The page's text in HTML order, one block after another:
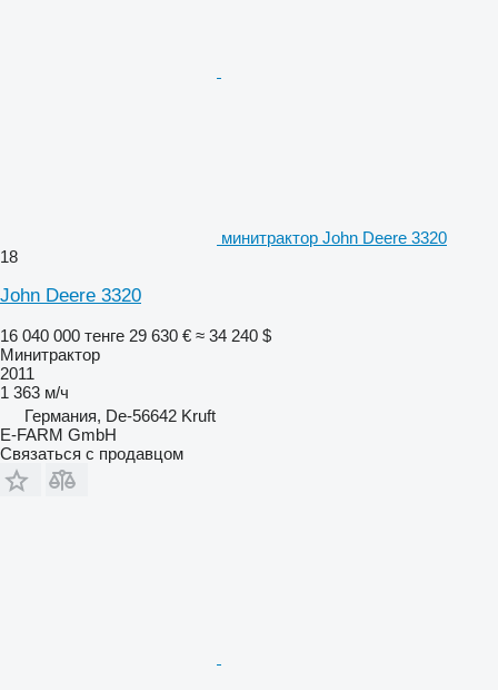
минитрактор John Deere 3320
18
John Deere 3320
16 040 000 тенге 29 630 € ≈ 34 240 $
Минитрактор
2011
1 363 м/ч
Германия, De-56642 Kruft
E-FARM GmbH
Связаться с продавцом